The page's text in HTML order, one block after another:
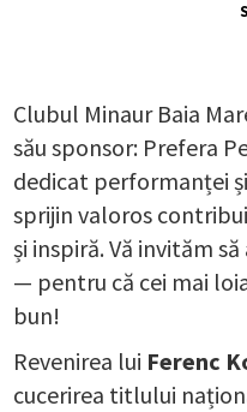
Clubul Minaur Baia
său sponsor: Prefera
dedicat performanței
sprijin valoros
și inspiră. Vă invităm
— pentru că cei mai
bun!
Revenirea lui Ferenc
cucerirea titlului